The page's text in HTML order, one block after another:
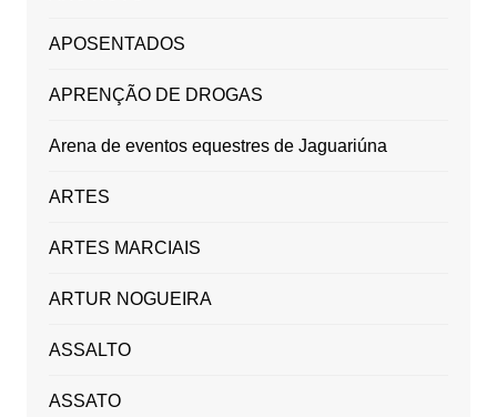
APOSENTADOS
APRENÇÃO DE DROGAS
Arena de eventos equestres de Jaguariúna
ARTES
ARTES MARCIAIS
ARTUR NOGUEIRA
ASSALTO
ASSATO